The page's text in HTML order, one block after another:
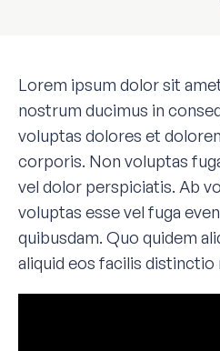
Lorem ipsum dolor sit
nostrum ducimus in
voluptas dolores et
corporis. Non voluptas
vel dolor perspiciatis. Ab
voluptas esse vel fuga
quibusdam. Quo quidem
aliquid eos facilis